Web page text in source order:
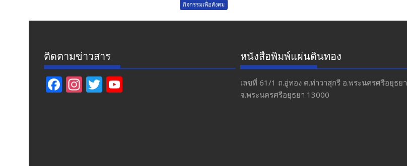
กิจกรรมเพื่อสังคม
ติดตามข่าวสาร
F In T
หนังสือพิมพ์แผ่นดินทอง
เลขที่ 61/1 ถ.อู่ทอง​ ต.​ท่าวาสุกรี​ อ.พระนครศรีอยุธยา​
จ.พระนครศรีอยุธยา 13000